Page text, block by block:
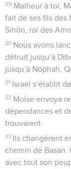
29 Malheur à toi,
fait de ses fils des
Sihôn, roi des
30 Nous avons
détruit jusqu’à
jusqu’à Nophah,
31 Israël s’établit
32 Moïse envoya
dépendances et
trouvaient.
33 Ils changèrent
chemin de Basan.
avec tout son